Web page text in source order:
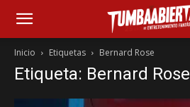
Inicio Etiquetas Bernard Rose
Etiqueta: Bernard Rose